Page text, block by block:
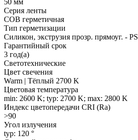
Серия ленты
COB герметичная
Тип герметизации
Силикон, экструзия прозр. прямоуг. - PS
Гарантийный срок
3 год(а)
Светотехнические
Цвет свечения
Warm | Тёплый 2700 K
Цветовая температура
min: 2600 K; typ: 2700 K; max: 2800 K
Индекс цветопередачи CRI (Ra)
>90
Угол излучения
typ: 120 °